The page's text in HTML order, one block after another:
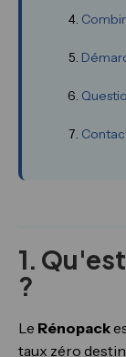
1.
?
Le Rénopack
taux zéro